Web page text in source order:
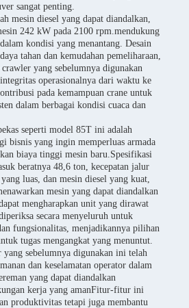
sangat penting.
mesin diesel yang dapat diandalkan,
242 kW pada 2100 rpm.mendukung
kondisi yang menantang. Desain
tahan dan kemudahan pemeliharaan,
yang sebelumnya digunakan
operasionalnya dari waktu ke
pada kemampuan crane untuk
dalam berbagai kondisi cuaca dan
seperti model 85T ini adalah
bisnis yang ingin memperluas armada
biaya tinggi mesin baru.Spesifikasi
beratnya 48,6 ton, kecepatan jalur
luas, dan mesin diesel yang kuat,
mesin yang dapat diandalkan
mengharapkan unit yang dirawat
secara menyeluruh untuk
fungsionalitas, menjadikannya pilihan
tugas mengangkat yang menuntut.
sebelumnya digunakan ini telah
dan keselamatan operator dalam
yang dapat diandalkan
kerja yang amanFitur-fitur ini
produktivitas tetapi juga membantu